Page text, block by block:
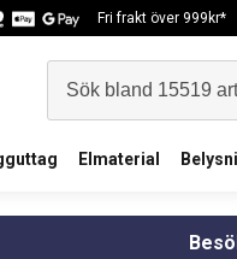
Fri frakt över 999kr*
Elmaterial